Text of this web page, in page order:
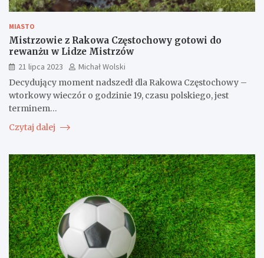
MIASTO
Mistrzowie z Rakowa Częstochowy gotowi do
rewanżu w Lidze Mistrzów
21 lipca 2023
Michał Wolski
Decydujący moment nadszedł dla Rakowa Częstochowy –
wtorkowy wieczór o godzinie 19, czasu polskiego, jest
terminem…
Czytaj dalej